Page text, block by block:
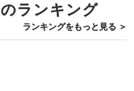
ランキング
ランキングをもっと見る ＞